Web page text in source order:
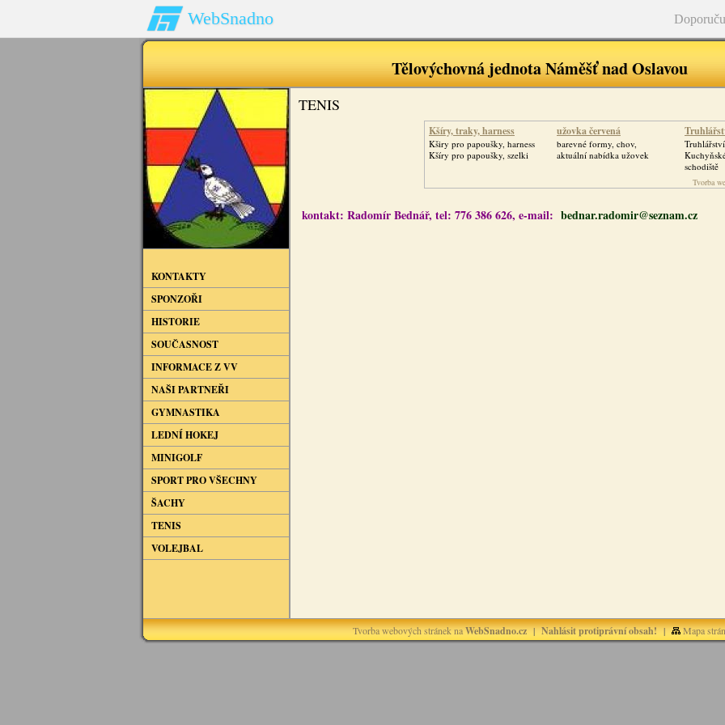
WebSnadno
Tělovýchovná jednota Náměšť nad Oslavou
KONTAKTY
SPONZOŘI
HISTORIE
SOUČASNOST
INFORMACE Z VV
NAŠI PARTNEŘI
GYMNASTIKA
LEDNÍ HOKEJ
MINIGOLF
SPORT PRO VŠECHNY
ŠACHY
TENIS
VOLEJBAL
TENIS
Kšíry, traky, harness
Kširy pro papoušky, harness
Kšíry pro papoušky, szelki
užovka červená
barevné formy, chov,
aktuální nabídka užovek
schodiště
Tvorba
kontakt: Radomír Bednář, tel: 776 386 626, e-mail: bednar.radomir@seznam.cz
Tvorba webových stránek naWebSnadno.cz|Nahlásit protiprávní obsah!| Mapa